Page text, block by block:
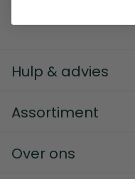
Hulp & advies
Assortiment
Over ons